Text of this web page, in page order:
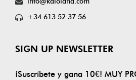
SIGN UP NEWSLETTER
¡Suscríbete y gana 10€! MUY
+34 613 52 37 56